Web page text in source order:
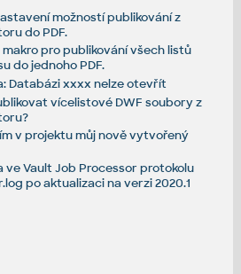
možností publikování z
do PDF.
pro publikování všech listů
do jednoho PDF.
Databázi xxxx nelze otevřít
vícelistové DWF soubory z
v projektu můj nově vytvořený
ve Vault Job Processor protokolu
po aktualizaci na verzi 2020.1